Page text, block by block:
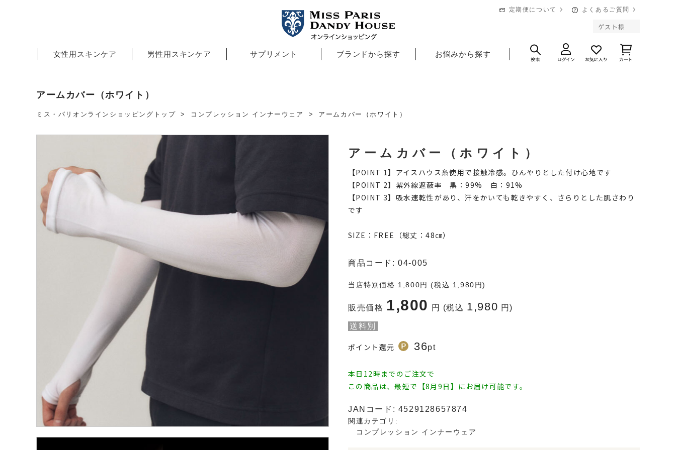
定期便について よくあるご質問
ゲスト様
女性用スキンケア 男性用スキンケア サプリメント ブランドから探す お悩みから探す
アームカバー（ホワイト）
ミス・パリオンラインショッピングトップ コンプレッション インナーウェア アームカバー（ホワイト）
アームカバー（ホワイト）
【POINT 1】アイスハウス糸使用で接触冷感。ひんやりとした付け心地です
【POINT 2】紫外線遮蔽率 黒：99% 白：91%
【POINT 3】吸水速乾性があり、汗をかいても乾きやすく、さらりとした肌さわり
です
SIZE：FREE（総丈：48㎝）
商品コード: 04-005
当店特別価格 1,800円 (税込 1,980円)
販売価格 1,800 円 (税込 1,980 円)
送料別
ポイント還元 36pt
本日12時までのご注文で
この商品は、最短で【8月9日】にお届け可能です。
JANコード: 4529128657874
関連カテゴリ:
コンプレッション インナーウェア